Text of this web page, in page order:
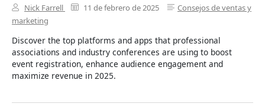
Nick Farrell 11 de febrero de 2025
Consejos de ventas y
marketing
Discover the top platforms and apps that professional
associations and industry conferences are using to boost
event registration, enhance audience engagement and
maximize revenue in 2025.